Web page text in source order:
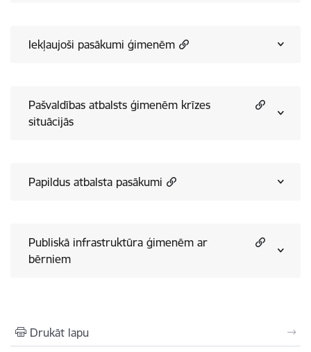
Iekļaujoši pasākumi ģimenēm
Pašvaldības atbalsts ģimenēm krīzes
situācijās
Papildus atbalsta pasākumi
Publiskā infrastruktūra ģimenēm ar
bērniem
Drukāt lapu